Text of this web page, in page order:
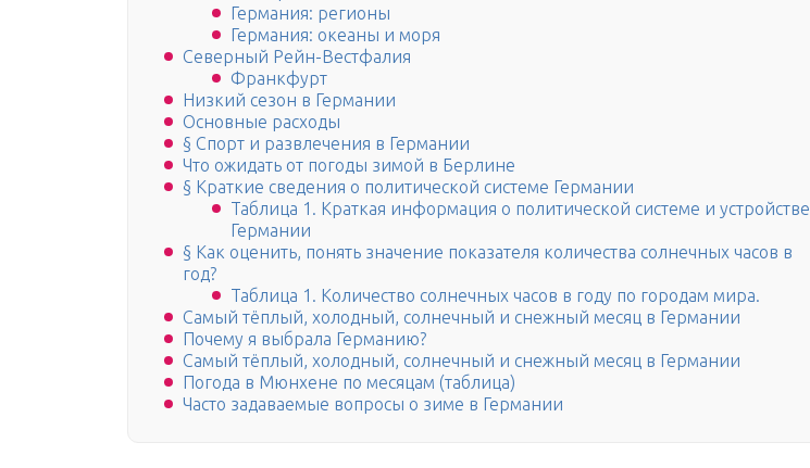
Германия: регионы
Германия: океаны и моря
Северный Рейн-Вестфалия
Франкфурт
Низкий сезон в Германии
Основные расходы
§ Спорт и развлечения в Германии
Что ожидать от погоды зимой в Берлине
§ Краткие сведения о политической системе Германии
Таблица 1. Краткая информация о политической системе и устройстве
Германии
§ Как оценить, понять значение показателя количества солнечных часов в
год?
Таблица 1. Количество солнечных часов в году по городам мира.
Самый тёплый, холодный, солнечный и снежный месяц в Германии
Почему я выбрала Германию?
Самый тёплый, холодный, солнечный и снежный месяц в Германии
Погода в Мюнхене по месяцам (таблица)
Часто задаваемые вопросы о зиме в Германии